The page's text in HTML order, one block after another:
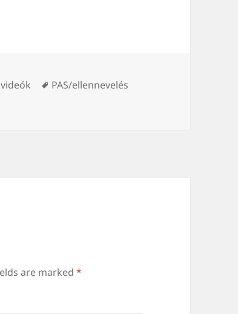
Tags
PAS/ellennevelés
are marked*